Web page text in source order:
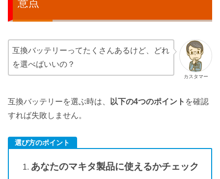
意点
カスタマー
互換バッテリーってたくさんあるけど、どれ
を選べばいいの？
互換バッテリーを選ぶ時は、 以下の4つのポイント を確認
すれば失敗しません。
選び方のポイント
あなたのマキタ製品に使えるかチェック